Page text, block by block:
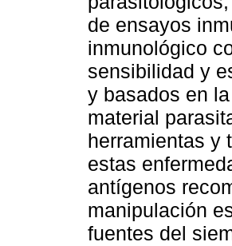
de ensayos
inmunológico
sensibilidad y
y basados en
material
herramientas y
estas
antígenos
manipulación
fuentes del